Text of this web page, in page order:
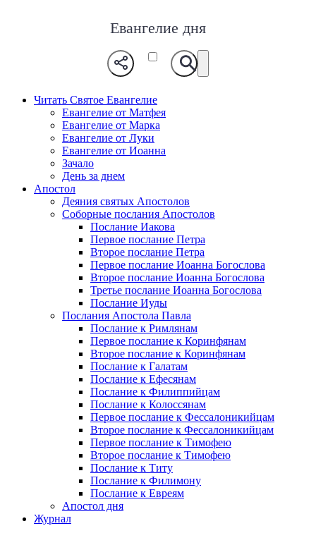
Евангелие дня
Читать Святое Евангелие
Евангелие от Матфея
Евангелие от Марка
Евангелие от Луки
Евангелие от Иоанна
Зачало
День за днем
Апостол
Деяния святых Апостолов
Соборные послания Апостолов
Послание Иакова
Первое послание Петра
Второе послание Петра
Первое послание Иоанна Богослова
Второе послание Иоанна Богослова
Третье послание Иоанна Богослова
Послание Иуды
Послания Апостола Павла
Послание к Римлянам
Первое послание к Коринфянам
Второе послание к Коринфянам
Послание к Галатам
Послание к Ефесянам
Послание к Филиппийцам
Послание к Колоссянам
Первое послание к Фессалоникийцам
Второе послание к Фессалоникийцам
Первое послание к Тимофею
Второе послание к Тимофею
Послание к Титу
Послание к Филимону
Послание к Евреям
Апостол дня
Журнал